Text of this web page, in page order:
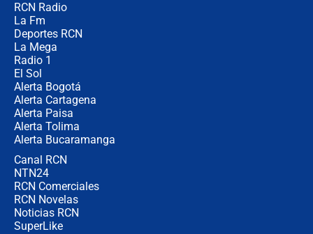
RCN Radio
La Fm
Deportes RCN
La Mega
Radio 1
El Sol
Alerta Bogotá
Alerta Cartagena
Alerta Paisa
Alerta Tolima
Alerta Bucaramanga
Canal RCN
NTN24
RCN Comerciales
RCN Novelas
Noticias RCN
SuperLike